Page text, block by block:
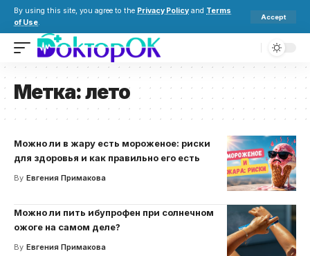
By using this site, you agree to the Privacy Policy and Terms
of Use.
Accept
Метка:лето
Можно ли в жару есть мороженое: риски
для здоровья и как правильно его есть
By Евгения Примакова
Можно ли пить ибупрофен при солнечном
ожоге на самом деле?
By Евгения Примакова